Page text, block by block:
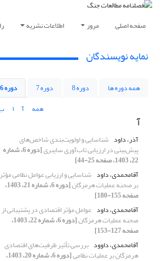
صفحه اصلی مرور اطلاعات نشریه
نمایه نویسندگان
همه دوره ها دوره 8 دوره 7 دوره 6
همه
آ ا
آ
آذر، داود شناسایی و اولویت‌بندی شاخص‌های
پیش‌بینی در ارزیابی تاب‌آوری سایبری [دوره 6، شماره
22، 1403، صفحه 25-44]
آقامحمدی، داود شناسایی و ارزیابی عوامل نظامی مؤثر
بر صحنه عملیات هرمزگان [دوره 6، شماره 21، 1403،
صفحه 155-180]
آقامحمدی، داود عوامل مؤثر اقتصادی در پشتیبانی از
صحنه عملیات هرمزگان [دوره 6، شماره 22، 1403،
صفحه 127-153]
آقامحمدی، داوود بررسی تأثیر ظرفیت‌های اقتصادی
هرمزگان بر عملیات نظامی [دوره 6، شماره 20، 1403،